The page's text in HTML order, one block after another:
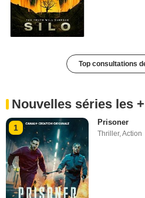
Top consultations
Nouvelles séries les
1
Prisoner
Thriller,Action